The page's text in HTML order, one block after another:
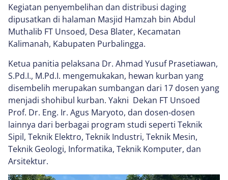
Kegiatan penyembelihan dan distribusi daging
dipusatkan di halaman Masjid Hamzah bin Abdul
Muthalib FT Unsoed, Desa Blater, Kecamatan
Kalimanah, Kabupaten Purbalingga.
Ketua panitia pelaksana Dr. Ahmad Yusuf Prasetiawan,
S.Pd.I., M.Pd.I. mengemukakan, hewan kurban yang
disembelih merupakan sumbangan dari 17 dosen yang
menjadi shohibul kurban. Yakni Dekan FT Unsoed
Prof. Dr. Eng. Ir. Agus Maryoto, dan dosen-dosen
lainnya dari berbagai program studi seperti Teknik
Sipil, Teknik Elektro, Teknik Industri, Teknik Mesin,
Teknik Geologi, Informatika, Teknik Komputer, dan
Arsitektur.